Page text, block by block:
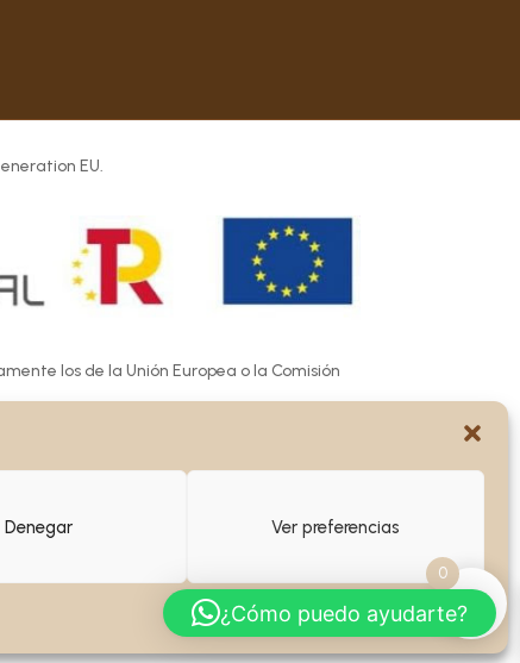
Denegar Ver preferencias
EU.
los de la Unión Europea o la Comisión
mismas.
0
¿Cómo puedo ayudarte?